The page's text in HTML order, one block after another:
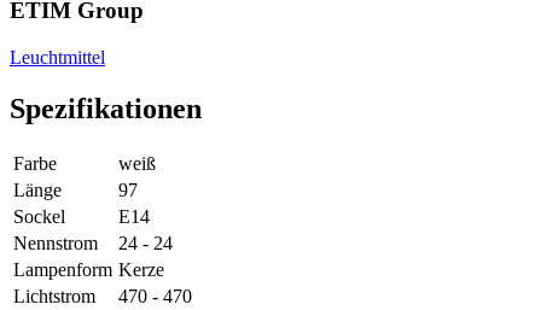
ETIM Group
Leuchtmittel
Spezifikationen
Farbe
weiß
Länge
97
Sockel
E14
Nennstrom
24 - 24
Lampenform Kerze
Lichtstrom
470 - 470